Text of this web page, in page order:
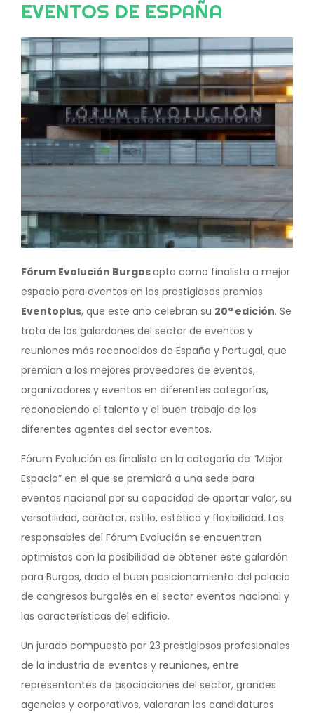
EVENTOS DE ESPAÑA
Image
Fórum Evolución Burgosopta como finalista a mejor
espacio para eventos en los prestigiosos premios
Eventoplus, que este año celebran su 20ª edición. Se
trata de los galardones del sector de eventos y
reuniones más reconocidos de España y Portugal, que
premian a los mejores proveedores de eventos,
organizadores y eventos en diferentes categorías,
reconociendo el talento y el buen trabajo de los
diferentes agentes del sector eventos.
Fórum Evolución es finalista en la categoría de “Mejor
Espacio” en el que se premiará a una sede para
eventos nacional por su capacidad de aportar valor, su
versatilidad, carácter, estilo, estética y flexibilidad. Los
responsables del Fórum Evolución se encuentran
optimistas con la posibilidad de obtener este galardón
para Burgos, dado el buen posicionamiento del palacio
de congresos burgalés en el sector eventos nacional y
las características del edificio.
Un jurado compuesto por 23 prestigiosos profesionales
de la industria de eventos y reuniones, entre
representantes de asociaciones del sector, grandes
agencias y corporativos, valoraran las candidaturas